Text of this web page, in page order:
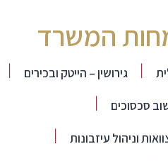
המשרד
גירושין – הייטק ובכירים
סכסוכים
וניהול עיזבונות